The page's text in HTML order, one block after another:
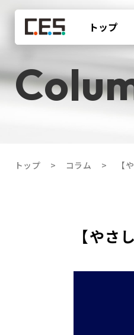
トップ
トップ コラム 【
【やさ